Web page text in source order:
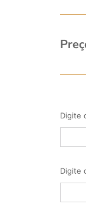
Digite
Digite